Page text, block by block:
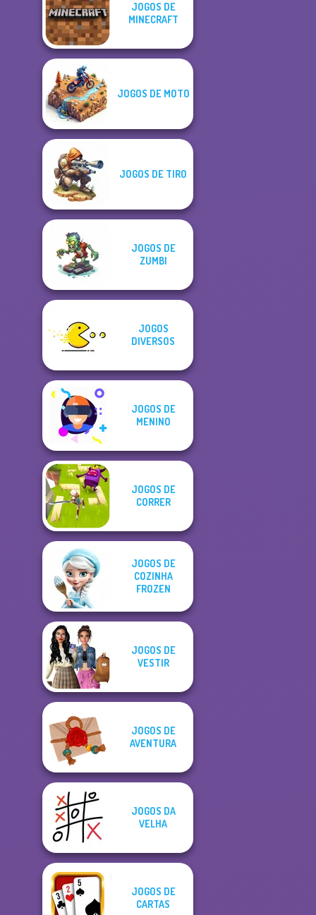
JOGOS DE
MINECRAFT
JOGOS DE MOTO
JOGOS DE TIRO
JOGOS DE
ZUMBI
JOGOS
DIVERSOS
JOGOS DE
MENINO
JOGOS DE
CORRER
JOGOS DE
COZINHA
FROZEN
JOGOS DE
VESTIR
JOGOS DE
AVENTURA
JOGOS DA
VELHA
JOGOS DE
CARTAS